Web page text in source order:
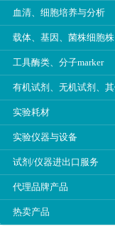
血清、细胞培养与分析
载体、基因、菌株细胞株
工具酶类、分子marker
实验耗材
实验仪器与设备
试剂/仪器进出口服务
代理品牌产品
热卖产品